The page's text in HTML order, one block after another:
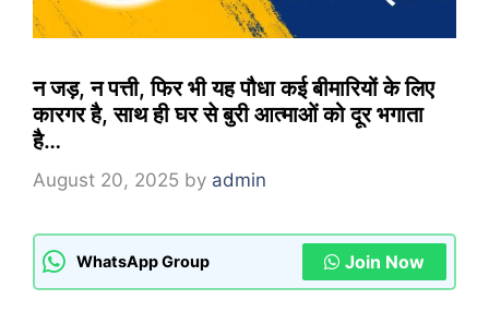
न जड़, न पत्ती, फिर भी यह पौधा कई बीमारियों के लिए
कारगर है, साथ ही घर से बुरी आत्माओं को दूर भगाता
है…
August 20, 2025 by admin
WhatsApp Group Join Now